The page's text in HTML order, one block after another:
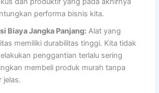
performa bisnis kita.
Biaya Jangka Panjang: Alat yang
memiliki durabilitas tinggi. Kita tidak
penggantian terlalu sering
membeli produk murah tanpa
jelas.